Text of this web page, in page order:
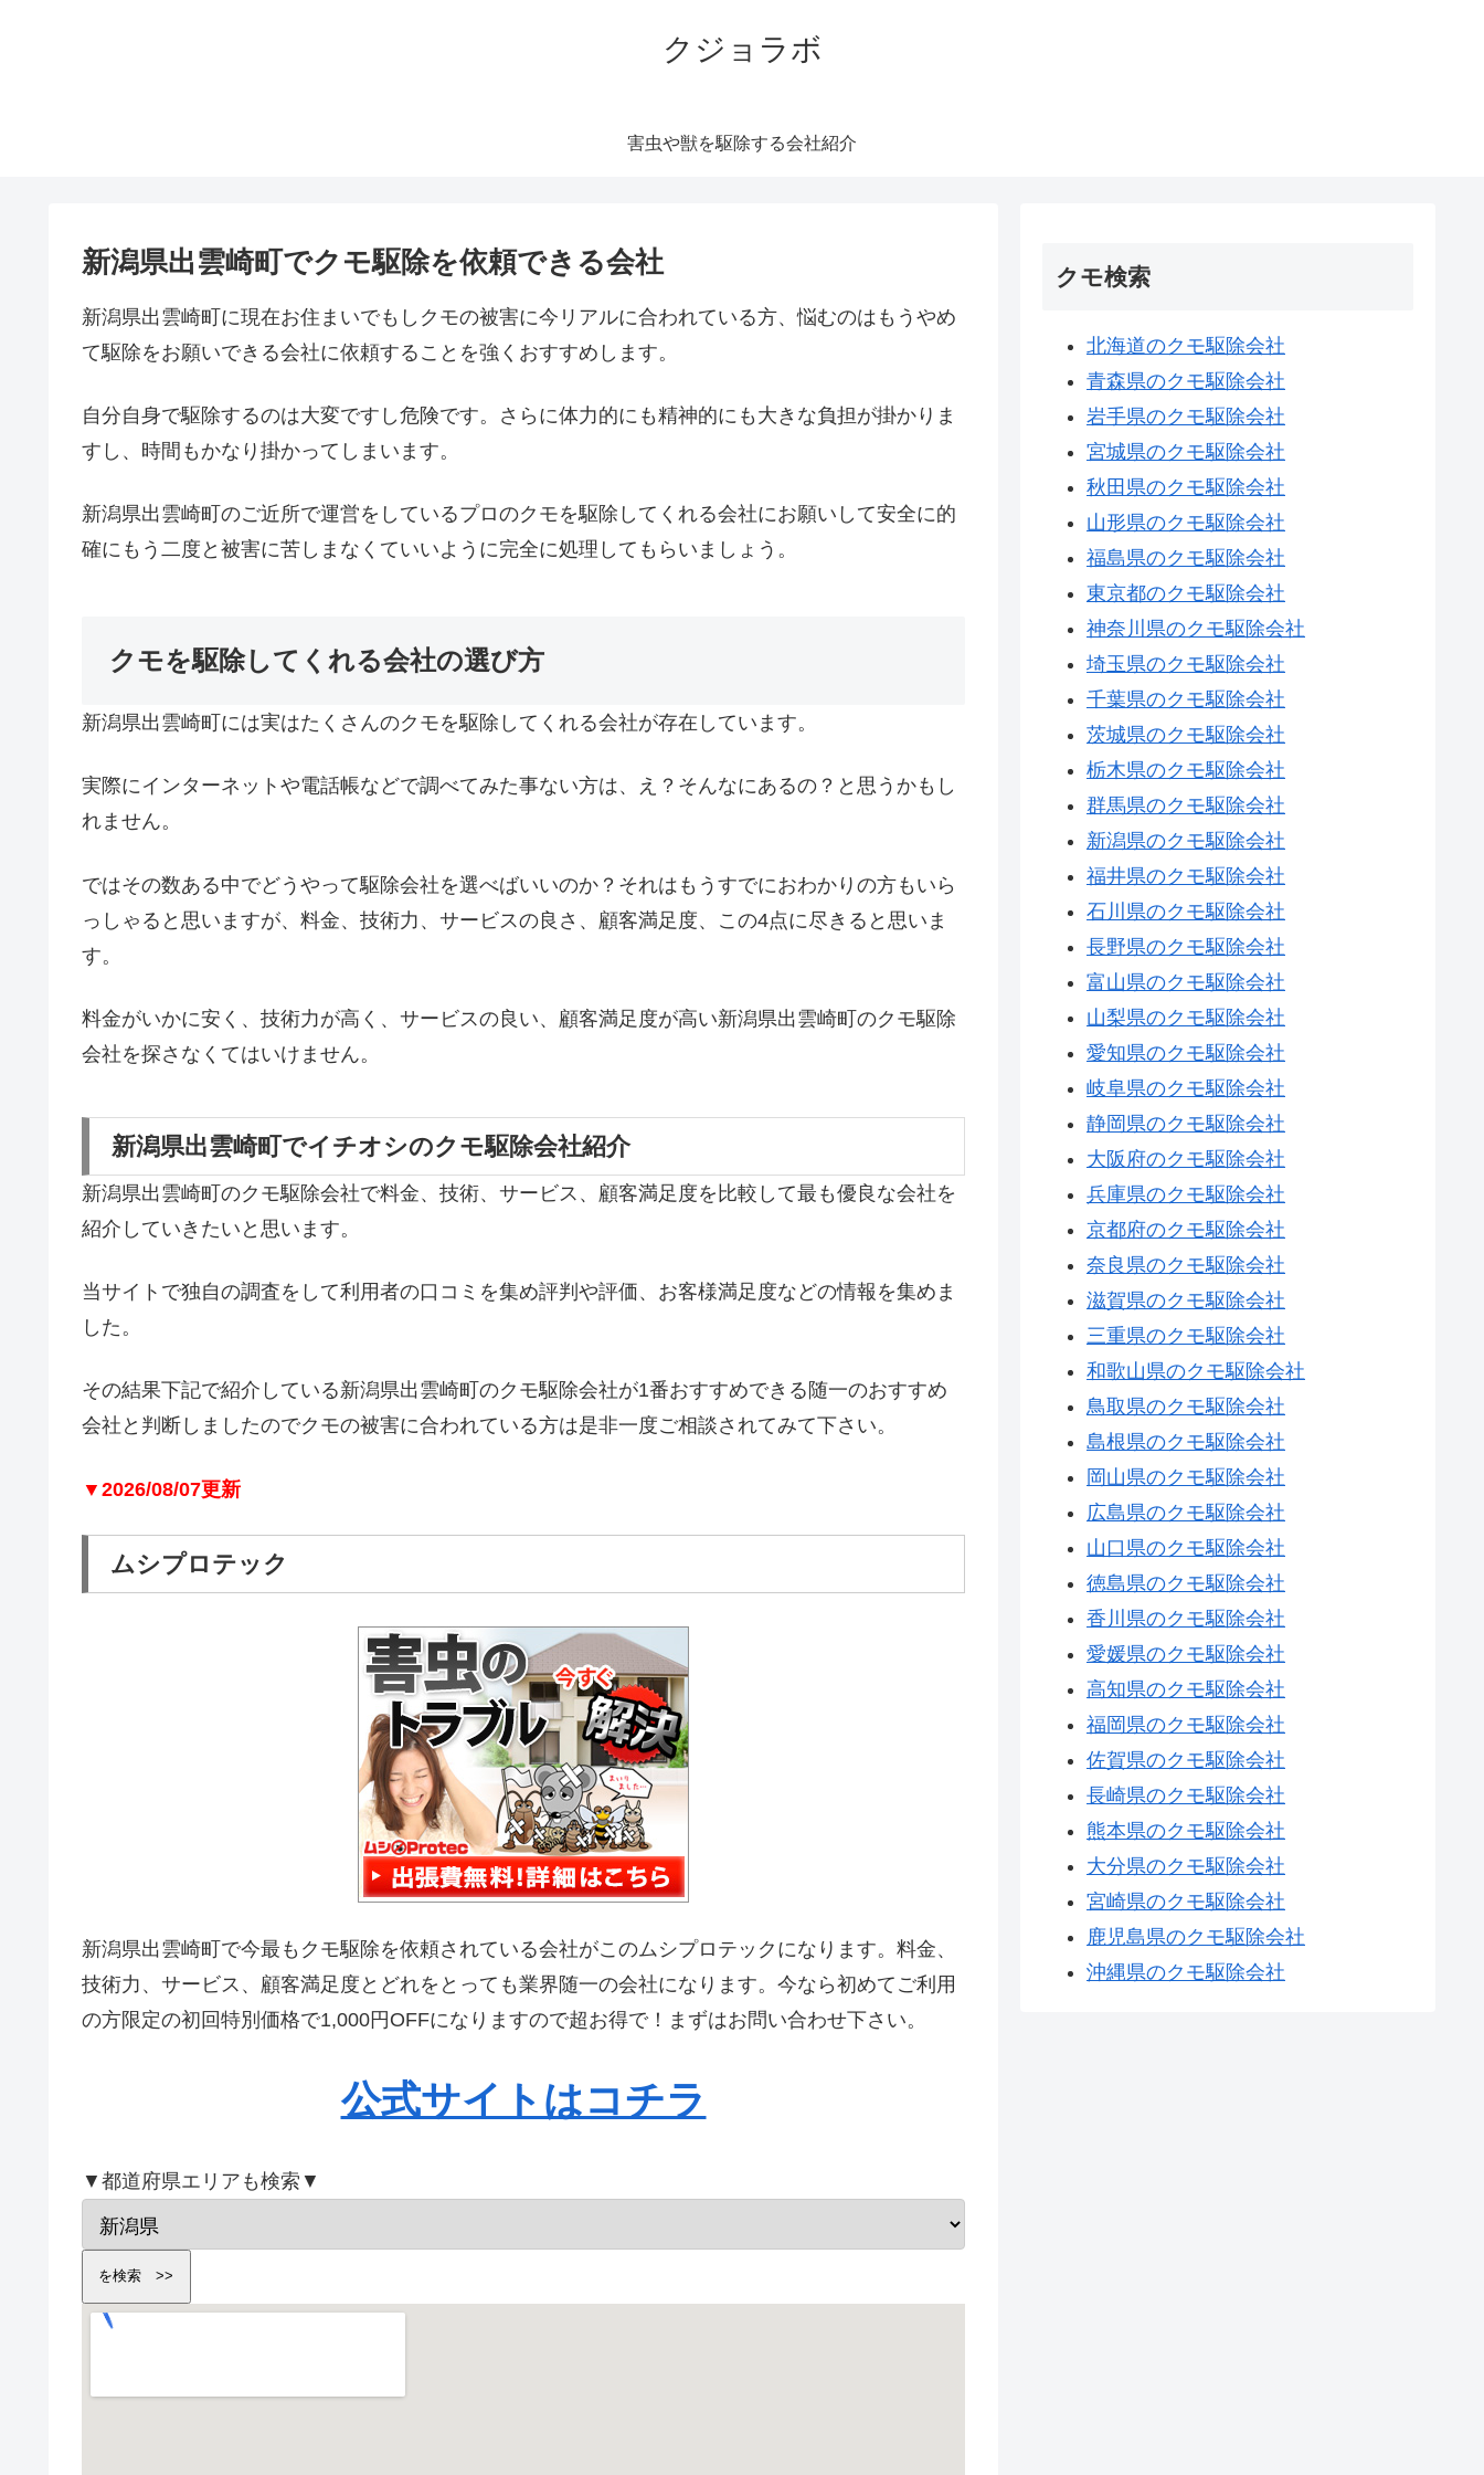
クジョラボ
害虫や獣を駆除する会社紹介
新潟県出雲崎町でクモ駆除を依頼できる会社
新潟県出雲崎町に現在お住まいでもしクモの被害に今リアルに合われている方、悩むのはもうやめ
て駆除をお願いできる会社に依頼することを強くおすすめします。
自分自身で駆除するのは大変ですし危険です。さらに体力的にも精神的にも大きな負担が掛かりま
すし、時間もかなり掛かってしまいます。
新潟県出雲崎町のご近所で運営をしているプロのクモを駆除してくれる会社にお願いして安全に的
確にもう二度と被害に苦しまなくていいように完全に処理してもらいましょう。
クモを駆除してくれる会社の選び方
新潟県出雲崎町には実はたくさんのクモを駆除してくれる会社が存在しています。
実際にインターネットや電話帳などで調べてみた事ない方は、え？そんなにあるの？と思うかもし
れません。
ではその数ある中でどうやって駆除会社を選べばいいのか？それはもうすでにおわかりの方もいら
っしゃると思いますが、料金、技術力、サービスの良さ、顧客満足度、この4点に尽きると思いま
す。
料金がいかに安く、技術力が高く、サービスの良い、顧客満足度が高い新潟県出雲崎町のクモ駆除
会社を探さなくてはいけません。
新潟県出雲崎町でイチオシのクモ駆除会社紹介
新潟県出雲崎町のクモ駆除会社で料金、技術、サービス、顧客満足度を比較して最も優良な会社を
紹介していきたいと思います。
当サイトで独自の調査をして利用者の口コミを集め評判や評価、お客様満足度などの情報を集めま
した。
その結果下記で紹介している新潟県出雲崎町のクモ駆除会社が1番おすすめできる随一のおすすめ
会社と判断しましたのでクモの被害に合われている方は是非一度ご相談されてみて下さい。
▼2026/08/07更新
ムシプロテック
新潟県出雲崎町で今最もクモ駆除を依頼されている会社がこのムシプロテックになります。料金、
技術力、サービス、顧客満足度とどれをとっても業界随一の会社になります。今なら初めてご利用
の方限定の初回特別価格で1,000円OFFになりますので超お得で！まずはお問い合わせ下さい。
公式サイトはコチラ
▼都道府県エリアも検索▼
クモ検索
北海道のクモ駆除会社
青森県のクモ駆除会社
岩手県のクモ駆除会社
宮城県のクモ駆除会社
秋田県のクモ駆除会社
山形県のクモ駆除会社
福島県のクモ駆除会社
東京都のクモ駆除会社
神奈川県のクモ駆除会社
埼玉県のクモ駆除会社
千葉県のクモ駆除会社
茨城県のクモ駆除会社
栃木県のクモ駆除会社
群馬県のクモ駆除会社
新潟県のクモ駆除会社
福井県のクモ駆除会社
石川県のクモ駆除会社
長野県のクモ駆除会社
富山県のクモ駆除会社
山梨県のクモ駆除会社
愛知県のクモ駆除会社
岐阜県のクモ駆除会社
静岡県のクモ駆除会社
大阪府のクモ駆除会社
兵庫県のクモ駆除会社
京都府のクモ駆除会社
奈良県のクモ駆除会社
滋賀県のクモ駆除会社
三重県のクモ駆除会社
和歌山県のクモ駆除会社
鳥取県のクモ駆除会社
島根県のクモ駆除会社
岡山県のクモ駆除会社
広島県のクモ駆除会社
山口県のクモ駆除会社
徳島県のクモ駆除会社
香川県のクモ駆除会社
愛媛県のクモ駆除会社
高知県のクモ駆除会社
福岡県のクモ駆除会社
佐賀県のクモ駆除会社
長崎県のクモ駆除会社
熊本県のクモ駆除会社
大分県のクモ駆除会社
宮崎県のクモ駆除会社
鹿児島県のクモ駆除会社
沖縄県のクモ駆除会社